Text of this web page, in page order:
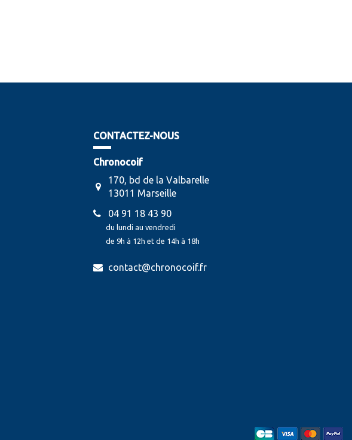
CONTACTEZ-NOUS
Chronocoif
170, bd de la Valbarelle
13011 Marseille
04 91 18 43 90
du lundi au vendredi
de 9h à 12h et de 14h à 18h
contact@chronocoif.fr